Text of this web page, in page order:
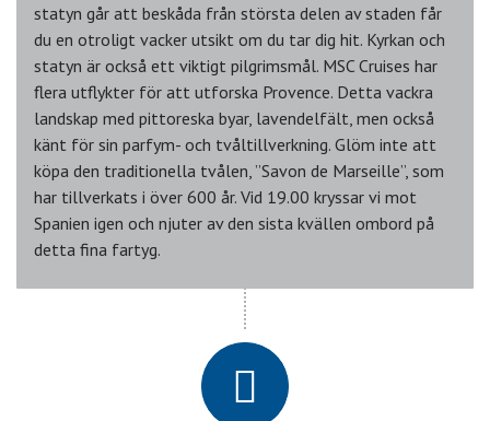
statyn går att beskåda från största delen av staden får
du en otroligt vacker utsikt om du tar dig hit. Kyrkan och
statyn är också ett viktigt pilgrimsmål. MSC Cruises har
flera utflykter för att utforska Provence. Detta vackra
landskap med pittoreska byar, lavendelfält, men också
känt för sin parfym- och tvåltillverkning. Glöm inte att
köpa den traditionella tvålen, ”Savon de Marseille”, som
har tillverkats i över 600 år. Vid 19.00 kryssar vi mot
Spanien igen och njuter av den sista kvällen ombord på
detta fina fartyg.